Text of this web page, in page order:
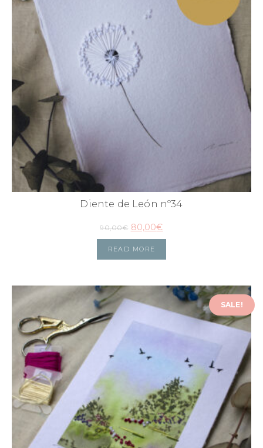
Diente de León nº34
90,00€ 80,00€
READ MORE
SALE!